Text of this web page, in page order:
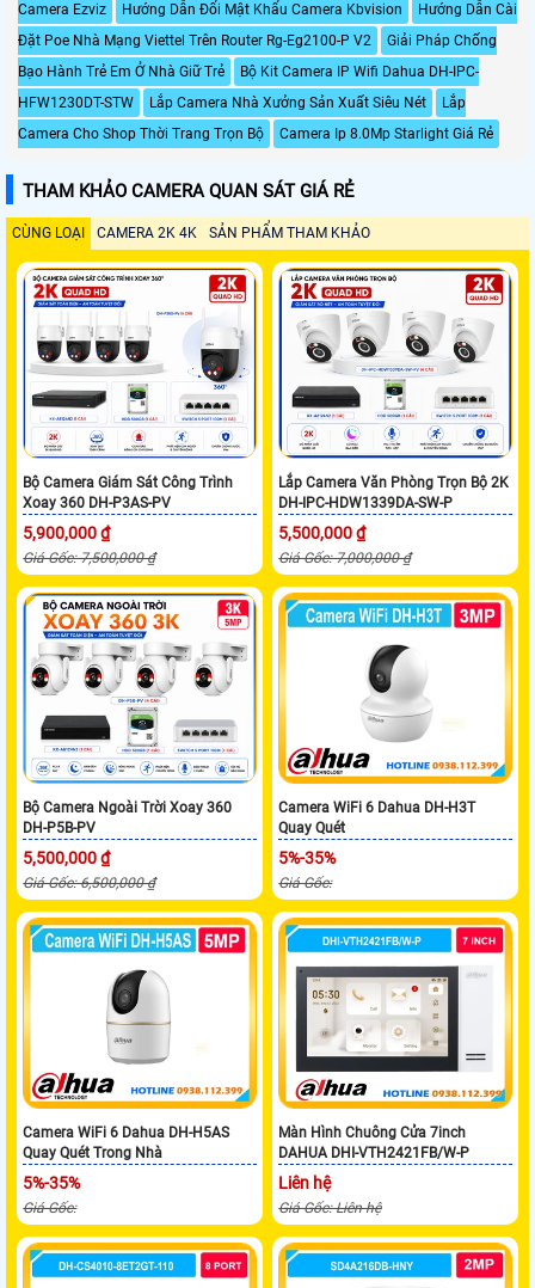
Camera Ezviz Hướng Dẫn Đổi Mật Khẩu Camera Kbvision
Hướng Dẫn Cài
Đặt Poe Nhà Mạng Viettel Trên Router Rg-Eg2100-P V2
Giải Pháp Chống
Bạo Hành Trẻ Em Ở Nhà Giữ Trẻ
Bộ Kit Camera IP Wifi Dahua DH-IPC-
HFW1230DT-STW
Lắp Camera Nhà Xưởng Sản Xuất Siêu Nét
Lắp
Camera Cho Shop Thời Trang Trọn Bộ
Camera Ip 8.0Mp Starlight Giá Rẻ
THAM KHẢO CAMERA QUAN SÁT GIÁ RẺ
CÙNG LOẠI CAMERA 2K 4K SẢN PHẨM THAM KHẢO
Bộ Camera Giám Sát Công Trình
Xoay 360 DH-P3AS-PV
5,900,000 ₫
Giá Gốc: 7,500,000 ₫
Lắp Camera Văn Phòng Trọn Bộ 2K
DH-IPC-HDW1339DA-SW-P
5,500,000 ₫
Giá Gốc: 7,000,000 ₫
Bộ Camera Ngoài Trời Xoay 360
DH-P5B-PV
5,500,000 ₫
Giá Gốc: 6,500,000 ₫
Camera WiFi 6 Dahua DH-H3T
Quay Quét
5%-35%
Giá Gốc:
Camera WiFi 6 Dahua DH-H5AS
Quay Quét Trong Nhà
5%-35%
Giá Gốc:
Màn Hình Chuông Cửa 7inch
DAHUA DHI-VTH2421FB/W-P
Liên hệ
Giá Gốc: Liên hệ